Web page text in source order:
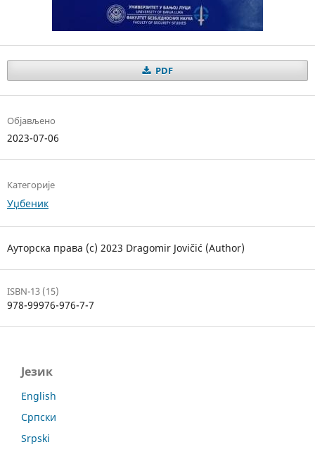
PDF
Објављено
2023-07-06
Категорије
Уџбеник
Ауторска права (c) 2023 Dragomir Jovičić (Author)
ISBN-13 (15)
978-99976-976-7-7
Језик
English
Српски
Srpski